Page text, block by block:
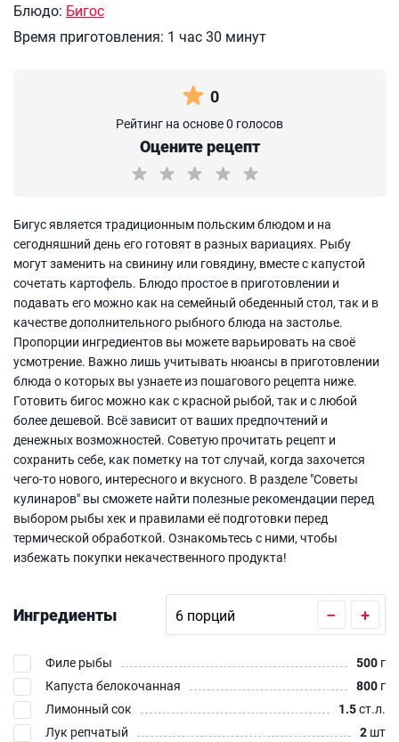
Блюдо: Бигос
Время приготовления: 1 час 30 минут
0
Рейтинг на основе 0 голосов
Оцените рецепт
Бигус является традиционным польским блюдом и на
сегодняшний день его готовят в разных вариациях. Рыбу
могут заменить на свинину или говядину, вместе с капустой
сочетать картофель. Блюдо простое в приготовлении и
подавать его можно как на семейный обеденный стол, так и в
качестве дополнительного рыбного блюда на застолье.
Пропорции ингредиентов вы можете варьировать на своё
усмотрение. Важно лишь учитывать нюансы в приготовлении
блюда о которых вы узнаете из пошагового рецепта ниже.
Готовить бигос можно как с красной рыбой, так и с любой
более дешевой. Всё зависит от ваших предпочтений и
денежных возможностей. Советую прочитать рецепт и
сохранить себе, как пометку на тот случай, когда захочется
чего-то нового, интересного и вкусного. В разделе "Советы
кулинаров" вы сможете найти полезные рекомендации перед
выбором рыбы хек и правилами её подготовки перед
термической обработкой. Ознакомьтесь с ними, чтобы
избежать покупки некачественного продукта!
Ингредиенты – +
Филе рыбы 500 г
Капуста белокочанная
800 г
Лимонный сок
1.5ст.л.
Лук репчатый
2 шт